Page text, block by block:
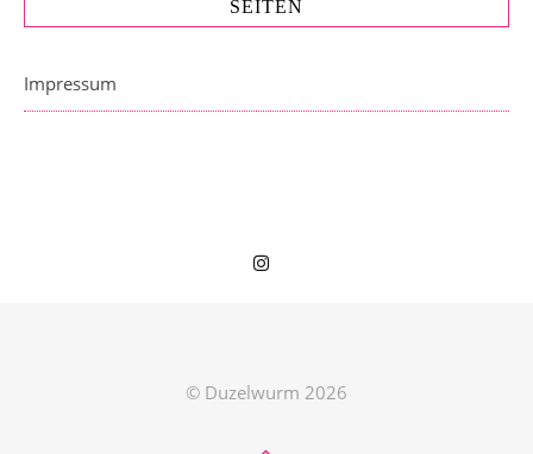
SEITEN
Impressum
© Duzelwurm 2026